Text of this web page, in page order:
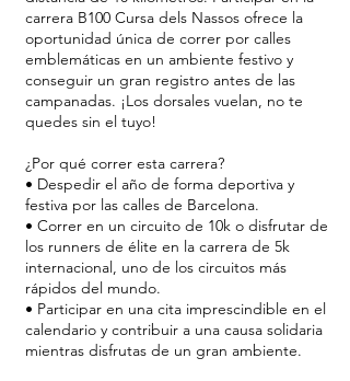
carrera B100 Cursa dels Nassos ofrece la
oportunidad única de correr por calles
emblemáticas en un ambiente festivo y
conseguir un gran registro antes de las
campanadas. ¡Los dorsales vuelan, no te
quedes sin el tuyo!
¿Por qué correr esta carrera?
• Despedir el año de forma deportiva y
festiva por las calles de Barcelona.
• Correr en un circuito de 10k o disfrutar de
los runners de élite en la carrera de 5k
internacional, uno de los circuitos más
rápidos del mundo.
• Participar en una cita imprescindible en el
calendario y contribuir a una causa solidaria
mientras disfrutas de un gran ambiente.